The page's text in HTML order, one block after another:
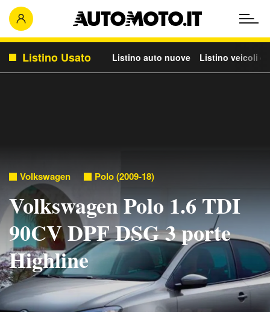
Listino Usato Listino auto nuove Listino veicoli
Volkswagen Polo (2009-18)
Volkswagen Polo 1.6 TDI
90CV DPF DSG 3 porte
Highline